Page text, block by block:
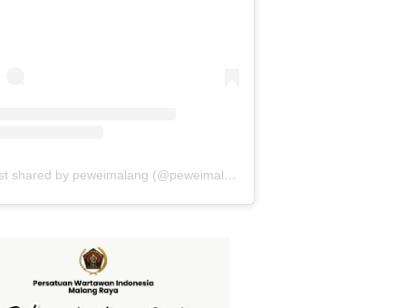
A post shared by peweimalang (@peweimalang)